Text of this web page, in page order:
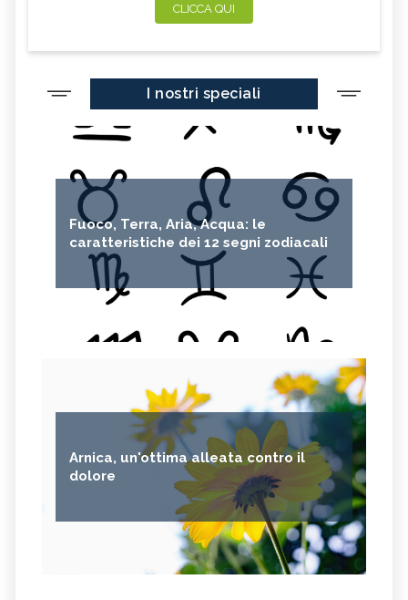
CLICCA QUI
I nostri speciali
Fuoco, Terra, Aria, Acqua: le
caratteristiche dei 12 segni zodiacali
Arnica, un'ottima alleata contro il
dolore